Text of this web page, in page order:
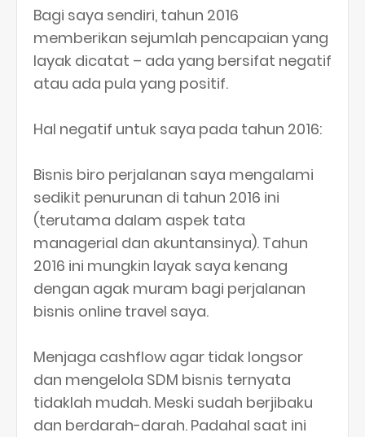
Bagi saya sendiri, tahun 2016
memberikan sejumlah pencapaian yang
layak dicatat – ada yang bersifat negatif
atau ada pula yang positif.
Hal negatif untuk saya pada tahun 2016:
Bisnis biro perjalanan saya mengalami
sedikit penurunan di tahun 2016 ini
(terutama dalam aspek tata
managerial dan akuntansinya). Tahun
2016 ini mungkin layak saya kenang
dengan agak muram bagi perjalanan
bisnis online travel saya.
Menjaga cashflow agar tidak longsor
dan mengelola SDM bisnis ternyata
tidaklah mudah. Meski sudah berjibaku
dan berdarah-darah. Padahal saat ini